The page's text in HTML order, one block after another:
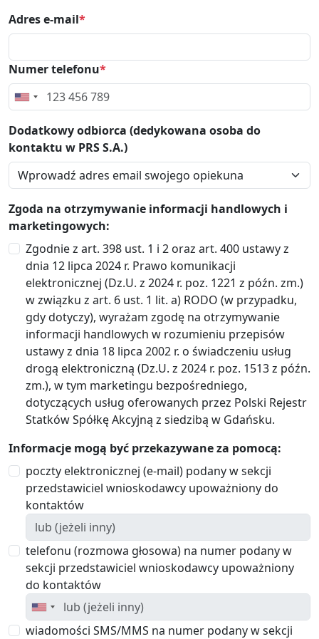
Adres e-mail*
Numer telefonu*
Dodatkowy odbiorca (dedykowana osoba do
kontaktu w PRS S.A.)
Zgoda na otrzymywanie informacji handlowych i
marketingowych:
Zgodnie z art. 398 ust. 1 i 2 oraz art. 400 ustawy z
dnia 12 lipca 2024 r. Prawo komunikacji
elektronicznej (Dz.U. z 2024 r. poz. 1221 z późn. zm.)
w związku z art. 6 ust. 1 lit. a) RODO (w przypadku,
gdy dotyczy), wyrażam zgodę na otrzymywanie
informacji handlowych w rozumieniu przepisów
ustawy z dnia 18 lipca 2002 r. o świadczeniu usług
drogą elektroniczną (Dz.U. z 2024 r. poz. 1513 z późn.
zm.), w tym marketingu bezpośredniego,
dotyczących usług oferowanych przez Polski Rejestr
Statków Spółkę Akcyjną z siedzibą w Gdańsku.
Informacje mogą być przekazywane za pomocą:
poczty elektronicznej (e-mail) podany w sekcji
przedstawiciel wnioskodawcy upoważniony do
kontaktów
telefonu (rozmowa głosowa) na numer podany w
sekcji przedstawiciel wnioskodawcy upoważniony
do kontaktów
wiadomości SMS/MMS na numer podany w sekcji